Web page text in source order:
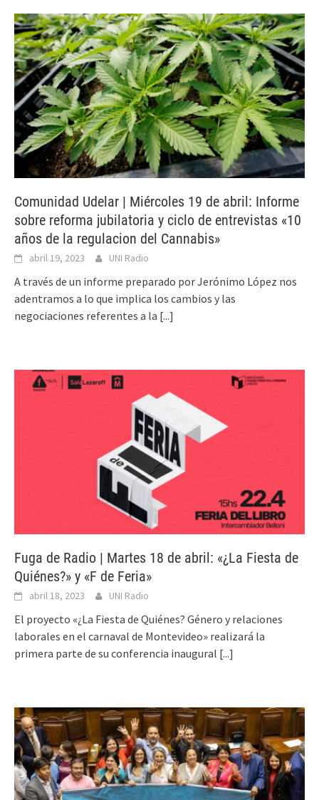
Comunidad Udelar | Miércoles 19 de abril: Informe
sobre reforma jubilatoria y ciclo de entrevistas «10
años de la regulacion del Cannabis»
abril 19, 2023 UNI Radio
A través de un informe preparado por Jerónimo López nos
adentramos a lo que implica los cambios y las
negociaciones referentes a la [...]
Fuga de Radio | Martes 18 de abril: «¿La Fiesta de
Quiénes?» y «F de Feria»
abril 18, 2023 UNI Radio
El proyecto «¿La Fiesta de Quiénes? Género y relaciones
laborales en el carnaval de Montevideo» realizará la
primera parte de su conferencia inaugural [...]